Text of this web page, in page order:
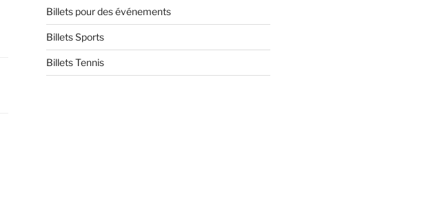
Billets pour des événements
Billets Sports
Billets Tennis